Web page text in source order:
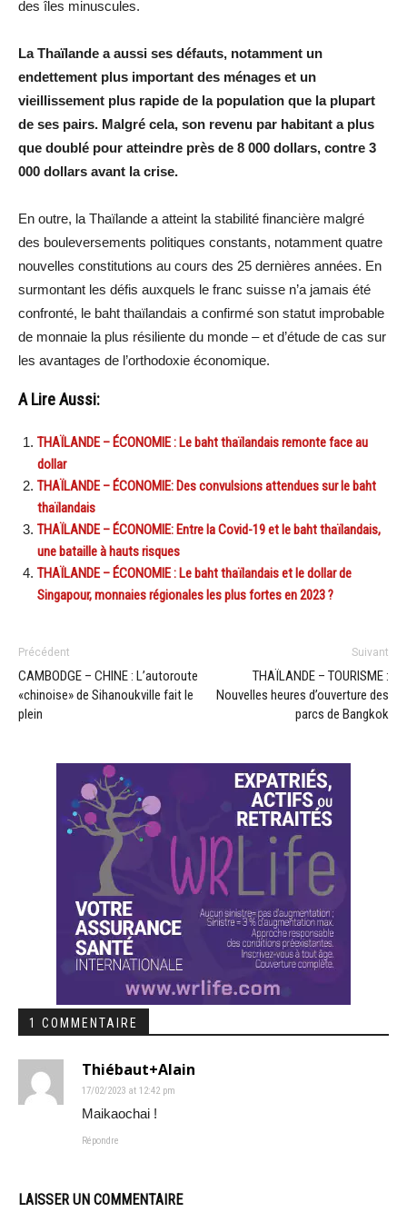
des îles minuscules.
La Thaïlande a aussi ses défauts, notamment un
endettement plus important des ménages et un
vieillissement plus rapide de la population que la plupart
de ses pairs. Malgré cela, son revenu par habitant a plus
que doublé pour atteindre près de 8 000 dollars, contre 3
000 dollars avant la crise.
En outre, la Thaïlande a atteint la stabilité financière malgré
des bouleversements politiques constants, notamment quatre
nouvelles constitutions au cours des 25 dernières années. En
surmontant les défis auxquels le franc suisse n’a jamais été
confronté, le baht thaïlandais a confirmé son statut improbable
de monnaie la plus résiliente du monde – et d’étude de cas sur
les avantages de l’orthodoxie économique.
A Lire Aussi:
THAÏLANDE – ÉCONOMIE : Le baht thaïlandais remonte face au
dollar
THAÏLANDE – ÉCONOMIE: Des convulsions attendues sur le baht
thaïlandais
THAÏLANDE – ÉCONOMIE: Entre la Covid-19 et le baht thaïlandais,
une bataille à hauts risques
THAÏLANDE – ÉCONOMIE : Le baht thaïlandais et le dollar de
Singapour, monnaies régionales les plus fortes en 2023 ?
Précédent
CAMBODGE – CHINE : L’autoroute
«chinoise» de Sihanoukville fait le
plein
Suivant
THAÏLANDE – TOURISME :
Nouvelles heures d’ouverture des
parcs de Bangkok
1 COMMENTAIRE
Thiébaut+Alain
17/02/2023 at 12:42 pm
Maikaochai !
Répondre
LAISSER UN COMMENTAIRE